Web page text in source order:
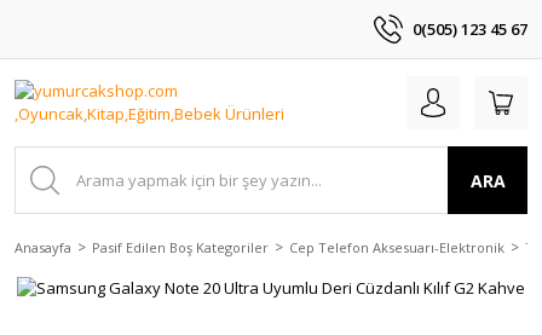
0(505) 123 45 67
ARA
Anasayfa Pasif Edilen Boş Kategoriler Cep Telefon Aksesuarı-Elektronik